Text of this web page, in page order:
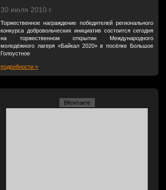
30 июля 2010 г.
Торжественное награждение победителей регионального
конкурса добровольческих инициатив состоится сегодня
на торжественном открытии Международного
молодёжного лагеря «Байкал 2020» в посёлке Большое
Голоустное
подробности »
ВКонтакте